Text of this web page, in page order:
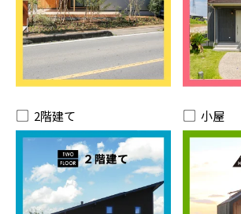
2階建て 小屋